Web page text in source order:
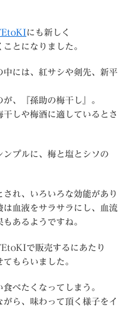
にも新しく
とになりました。
には、紅サシや剣先、新平
、『孫助の梅干し』。
しや梅酒に適しているとさ
ンプルに、梅と塩とシソの
れ、いろいろな効能があり
血液をサラサラにし、血流
あるようですね。
で販売するにあたり
もらいました。
べたくなってしまう。
がら、味わって頂く様子をイ